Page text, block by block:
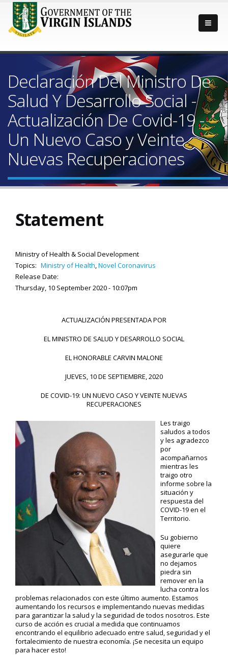
Declaración Del Ministro De
Salud Y Desarrollo Social -
Actualización De Covid-19 -
Un Nuevo Caso y Veinte
Nuevas Recuperaciones
Statement
Ministry of Health & Social Development
Topics: Ministry of Health,Novel Coronavirus
Release Date:
Thursday, 10 September 2020 - 10:07pm
ACTUALIZACIÓN PRESENTADA POR
EL MINISTRO DE SALUD Y DESARROLLO SOCIAL
EL HONORABLE CARVIN MALONE
JUEVES, 10 DE SEPTIEMBRE, 2020
DE COVID-19: UN NUEVO CASO Y VEINTE NUEVAS
RECUPERACIONES
Les traigo
saludos a todos
y les agradezco
por
acompañarnos
mientras les
traigo otro
informe sobre la
situación y
respuesta del
COVID-19 en el
Territorio.
Su gobierno
quiere
asegurarle que
no dejamos
piedra sin
remover en la
lucha contra los
problemas relacionados con este último aumento. Estamos
aumentando los recursos e implementando nuevas medidas
para garantizar la salud y la seguridad de todos nosotros. Este
curso de acción es crucial a medida que continuamos
encontrando el equilibrio adecuado entre salud, seguridad y el
fortalecimiento de nuestra economía. ¡Se necesita un equipo
para hacer esto!